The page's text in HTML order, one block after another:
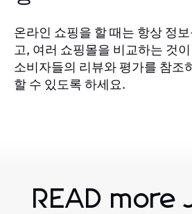
온라인 쇼핑을 할 때는 항상 정
고, 여러 쇼핑몰을 비교하는 것
소비자들의 리뷰와 평가를 참조
할 수 있도록 하세요.
READ more